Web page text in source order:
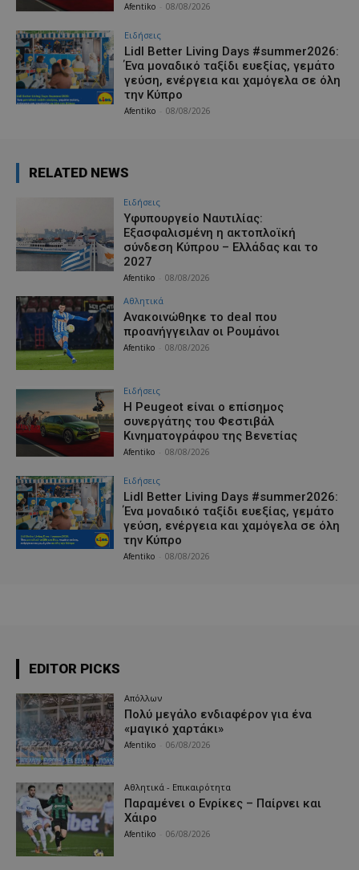
Afentiko 08/08/2026
Ειδήσεις
Lidl Better Living Days #summer2026:
Ένα μοναδικό ταξίδι ευεξίας, γεμάτο
γεύση, ενέργεια και χαμόγελα σε όλη
την Κύπρο
Afentiko 08/08/2026
RELATED NEWS
Ειδήσεις
Υφυπουργείο Ναυτιλίας:
Εξασφαλισμένη η ακτοπλοϊκή
σύνδεση Κύπρου – Ελλάδας και το
2027
Afentiko 08/08/2026
Αθλητικά
Aνακοινώθηκε το deal που
προανήγγειλαν οι Ρουμάνοι
Afentiko 08/08/2026
Ειδήσεις
Η Peugeot είναι ο επίσημος
συνεργάτης του Φεστιβάλ
Κινηματογράφου της Βενετίας
Afentiko 08/08/2026
Ειδήσεις
Lidl Better Living Days #summer2026:
Ένα μοναδικό ταξίδι ευεξίας, γεμάτο
γεύση, ενέργεια και χαμόγελα σε όλη
την Κύπρο
Afentiko 08/08/2026
EDITOR PICKS
Απόλλων
Πολύ μεγάλο ενδιαφέρον για ένα
«μαγικό χαρτάκι»
Afentiko 06/08/2026
Αθλητικά - Επικαιρότητα
Παραμένει ο Ενρίκες – Παίρνει και
Χάιρο
Afentiko 06/08/2026